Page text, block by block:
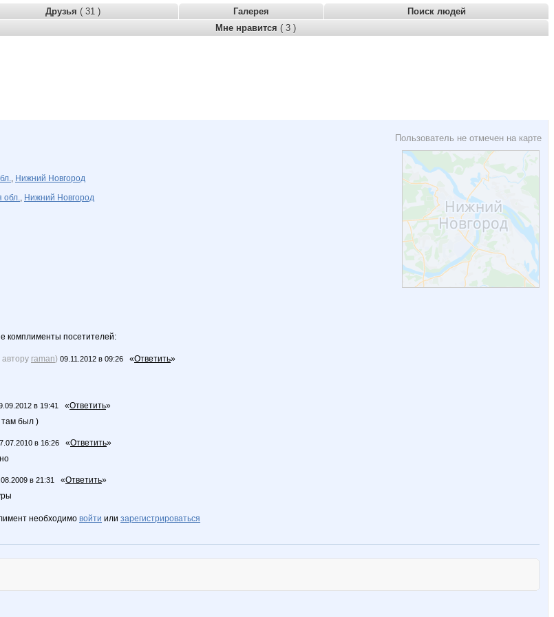
Друзья ( 31 ) Галерея
Поиск людей
Мне нравится ( 3 )
Пользователь не отмечен на карте
, Нижний Новгород
обл., Нижний Новгород
комплименты посетителей:
автору raman) 09.11.2012 в 09:26 «Ответить»
в 19:41 «Ответить»
там был )
в 16:26 «Ответить»
в 21:31 «Ответить»
необходимо войти или зарегистрироваться